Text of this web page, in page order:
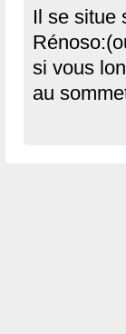
Il se situe
si vous
au